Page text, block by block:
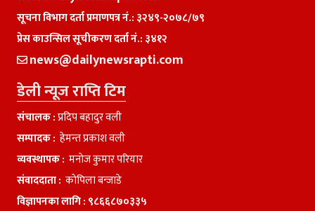
सूचना विभाग दर्ता प्रमाणपत्र नं.: ३२४९-२०७८/७९
प्रेस काउन्सिल सूचीकरण दर्ता नं.: ३४१२
news@dailynewsrapti.com
डेली न्यूज राप्ति टिम
संचालक :प्रदिप बहादुर वली
सम्पादक : हेमन्त प्रकाश वली
व्यवस्थापक : मनाेज कुमार परियार
संवाददाता : काेपिला बन्जाडे
विज्ञापनका लागि : ९८६६८७०३३५